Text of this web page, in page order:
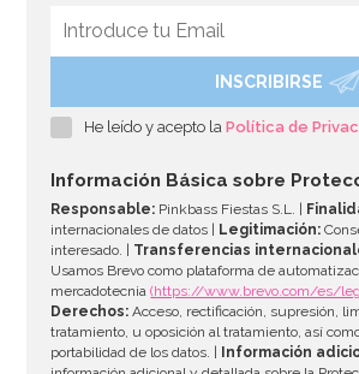
Vela Happy day 5 - 8,5 cm
AÑADIR
INSCRIBIRSE
He leído y acepto laPolítica de
Información Básica sobre
Responsable: Pinkbass Fiestas S.L. |
internacionales de datos |
Legitimación:
interesado. | Transferencias
Usamos Brevo como plataforma de
mercadotecnia(https://www.brevo.com/es/
Derechos: Acceso, rectificación, supresión,
tratamiento, u oposición al tratamiento, así
portabilidad de los datos. |
Información